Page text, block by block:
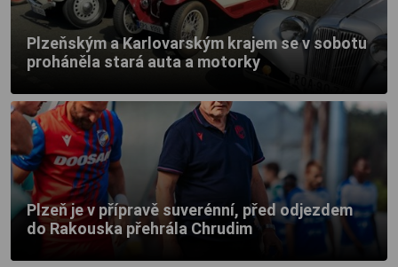
Plzeňským a Karlovarským krajem se v sobotu
proháněla stará auta a motorky
Plzeň je v přípravě suverénní, před odjezdem
do Rakouska přehrála Chrudim